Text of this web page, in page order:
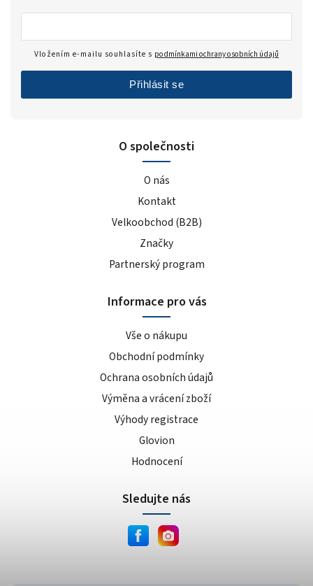
O společnosti
O nás
Kontakt
Velkoobchod (B2B)
Značky
Partnerský program
Informace pro vás
Vše o nákupu
Obchodní podmínky
Ochrana osobních údajů
Výměna a vrácení zboží
Výhody registrace
Glovion
Hodnocení
Vložením e-mailu souhlasíte s podmínkami ochrany osobních údajů
Přihlásit se
Sledujte nás